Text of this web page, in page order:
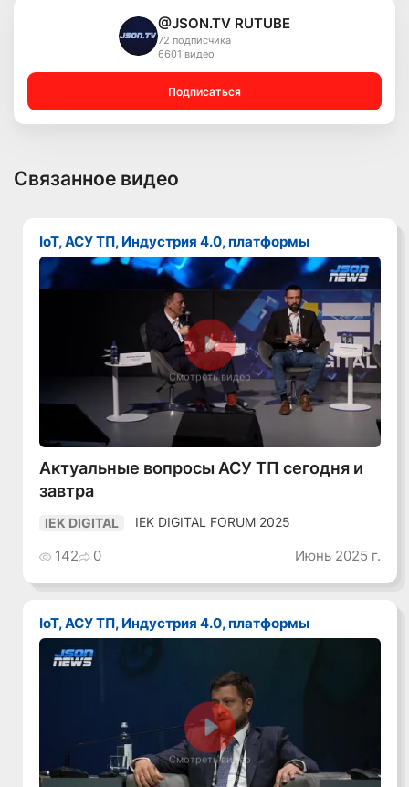
@JSON.TV RUTUBE
72 подписчика
6601 видео
Подписаться
Связанное видео
IoT, АСУ ТП, Индустрия 4.0, платформы
Смотреть видео
Актуальные вопросы АСУ ТП сегодня и
завтра
IEK DIGITAL IEK DIGITAL FORUM 2025
142 0 Июнь 2025 г.
IoT, АСУ ТП, Индустрия 4.0, платформы
Смотреть видео